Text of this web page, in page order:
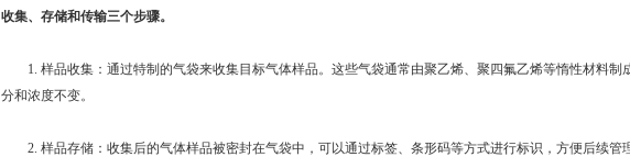
收集、存储和传输三个步骤。
1. 样品收集：通过特制的气袋来收集目标气体样品。这些气袋通常由聚乙烯、聚四氟乙烯等惰性材料制
分和浓度不变。
2. 样品存储：收集后的气体样品被密封在气袋中，可以通过标签、条形码等方式进行标识，方便后续管